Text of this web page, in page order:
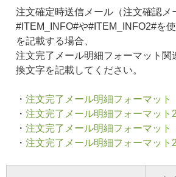
注文確定時送信メール（注文確認メ
#ITEM_INFO#や#ITEM_INFO2#を
を記載する場合、
注文完了メール明細フォーマット関
換文字を記載してください。
・ 注文完了メール明細フォーマット
・ 注文完了メール明細フォーマット2
・ 注文完了メール明細フォーマット
・ 注文完了メール明細フォーマット